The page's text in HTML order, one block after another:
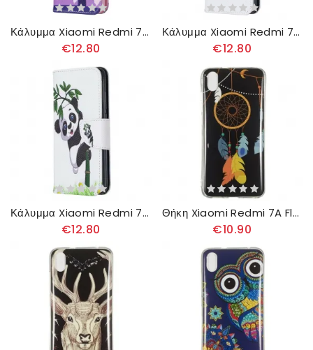
Κάλυμμα Xiaomi Redmi 7A Κουκουβάγιες Στην Κούνια
€12.80
Κάλυμμα Xiaomi Redmi 7A Panda Fun
€12.80
Κάλυμμα Xiaomi Redmi 7A Panda On Bamboo
€12.80
Θήκη Xiaomi Redmi 7A Fluorescent Dream Catcher
€10.90